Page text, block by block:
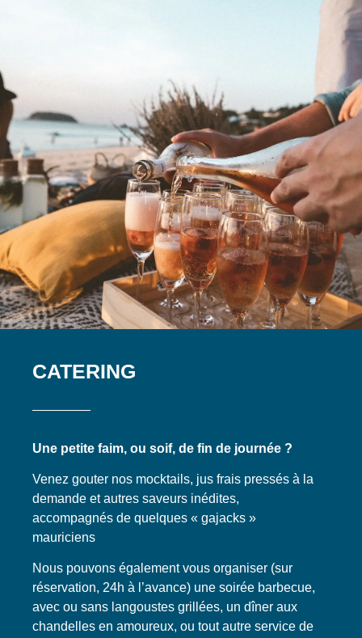
CATERING
Une petite faim, ou soif, de fin de journée ?
Venez gouter nos mocktails, jus frais pressés à la
demande et autres saveurs inédites,
accompagnés de quelques « gajacks »
mauriciens
Nous pouvons également vous organiser (sur
réservation, 24h à l’avance) une soirée barbecue,
avec ou sans langoustes grillées, un dîner aux
chandelles en amoureux, ou tout autre service de